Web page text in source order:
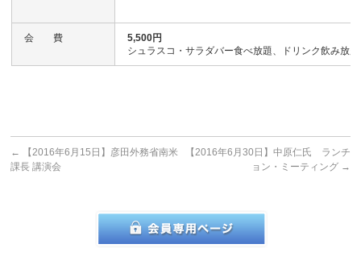
会 費
5,500円
シュラスコ・サラダバー食べ放題、ドリンク飲み放題
←
【2016年6月15日】彦田外務省南米
課長 講演会
【2016年6月30日】中原仁氏 ランチ
ョン・ミーティング →